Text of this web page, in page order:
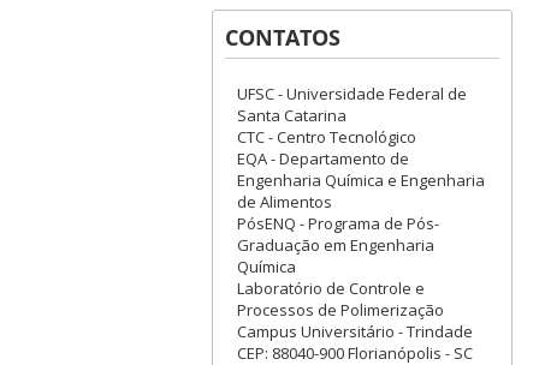
CONTATOS
UFSC - Universidade Federal de
Santa Catarina
CTC - Centro Tecnológico
EQA - Departamento de
Engenharia Química e Engenharia
de Alimentos
PósENQ - Programa de Pós-
Graduação em Engenharia
Química
Laboratório de Controle e
Processos de Polimerização
Campus Universitário - Trindade
CEP: 88040-900 Florianópolis - SC